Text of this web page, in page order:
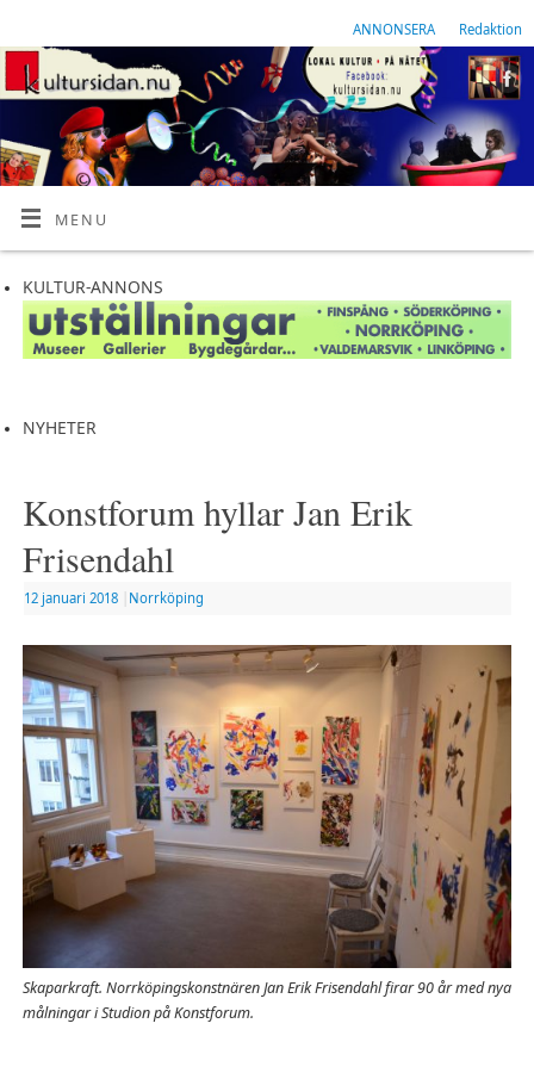
ANNONSERA Redaktion
MENU
KULTUR-ANNONS
NYHETER
Konstforum hyllar Jan Erik
Frisendahl
12 januari 2018 Norrköping
Skaparkraft. Norrköpingskonstnären Jan Erik Frisendahl firar 90 år med nya
målningar i Studion på Konstforum.